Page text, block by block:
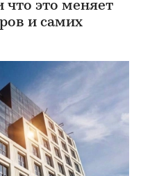
что это меняет
и самих